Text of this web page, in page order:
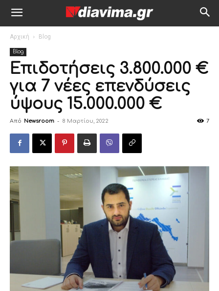
Αρχική Blog
Blog
Επιδοτήσεις 3.800.000 €
για 7 νέες επενδύσεις
ύψους 15.000.000 €
Από Newsroom - 8 Μαρτίου, 2022 7